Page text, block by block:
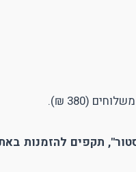
תקפים להזמנות